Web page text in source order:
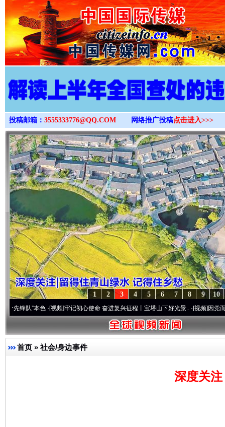
>
投稿邮箱： 3555333776@QQ.COM 网络推广投稿点击进入>>>
10
9
8
7
6
5
4
3
2
1
本色·[视频]牢记初心使命 奋进复兴征程丨宝塔山下好光景..·[视频]因党而生 为党而
首页 » 社会/身边事件
深度关